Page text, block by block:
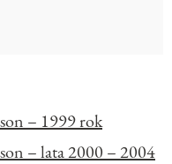
– 1999 rok
– lata 2000 – 2004